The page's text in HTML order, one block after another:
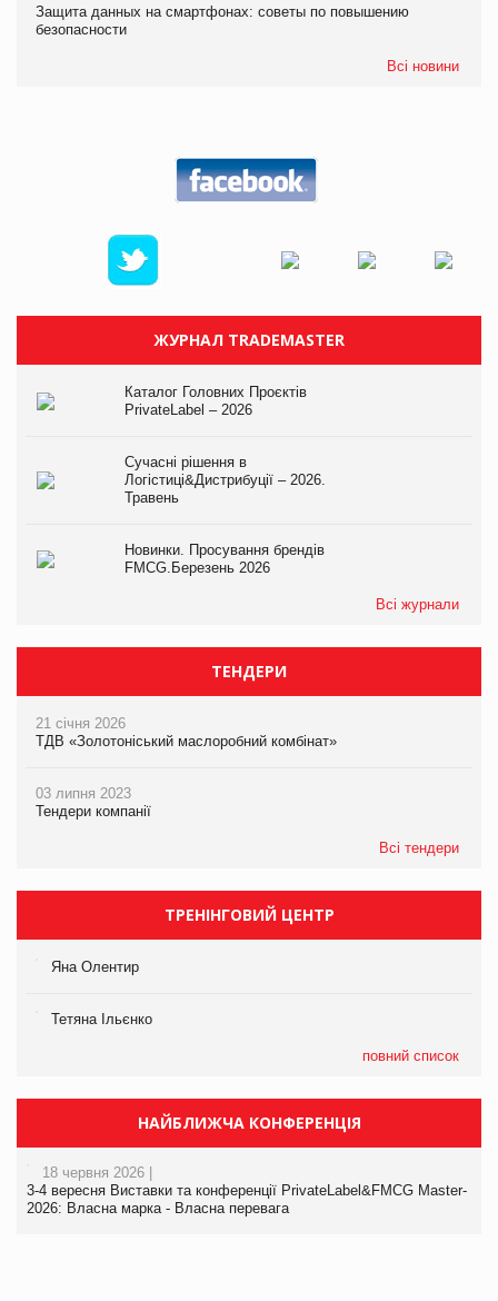
Защита данных на смартфонах: советы по повышению
безопасности
Всі новини
ЖУРНАЛ TRADEMASTER
Каталог Головних Проєктів
PrivateLabel – 2026
Сучасні рішення в
Логістиці&Дистрибуції – 2026.
Травень
Новинки. Просування брендів
FMCG.Березень 2026
Всі журнали
ТЕНДЕРИ
21 січня 2026
ТДВ «Золотоніський маслоробний комбінат»
03 липня 2023
Тендери компанії
Всі тендери
ТРЕНІНГОВИЙ ЦЕНТР
Яна Олентир
Тетяна Ільєнко
повний список
НАЙБЛИЖЧА КОНФЕРЕНЦІЯ
18 червня 2026 |
3-4 вересня Виставки та конференції PrivateLabel&FMCG Master-
2026: Власна марка - Власна перевага